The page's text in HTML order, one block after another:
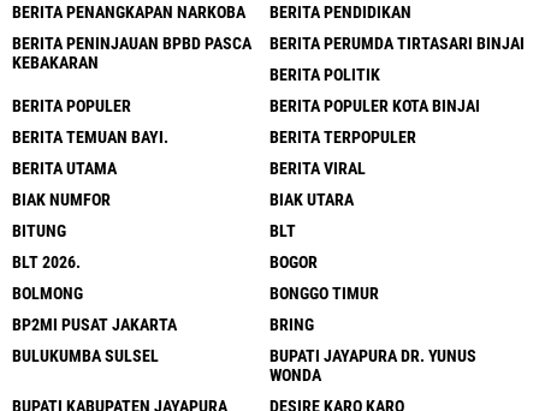
BERITA PENANGKAPAN NARKOBA
BERITA PENDIDIKAN
BERITA PENINJAUAN BPBD PASCA
KEBAKARAN
BERITA PERUMDA TIRTASARI BINJAI
BERITA POLITIK
BERITA POPULER
BERITA POPULER KOTA BINJAI
BERITA TEMUAN BAYI.
BERITA TERPOPULER
BERITA UTAMA
BERITA VIRAL
BIAK NUMFOR
BIAK UTARA
BITUNG
BLT
BLT 2026.
BOGOR
BOLMONG
BONGGO TIMUR
BP2MI PUSAT JAKARTA
BRING
BULUKUMBA SULSEL
BUPATI JAYAPURA DR. YUNUS
WONDA
BUPATI KABUPATEN JAYAPURA
DESIRE KARO KARO